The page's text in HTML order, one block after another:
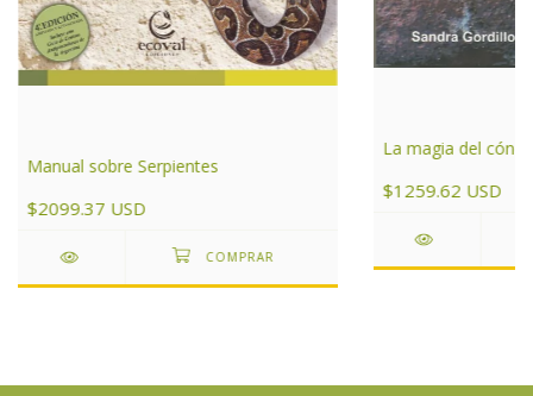
Manual sobre Serpientes
$2099.37 USD
La magia del
$1259.62 USD